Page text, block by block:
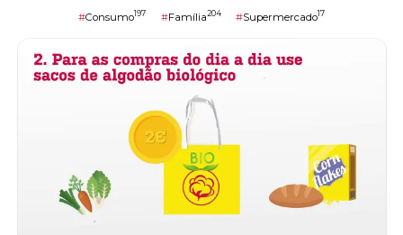
#Consumo197 #Família204 #Supermercado17